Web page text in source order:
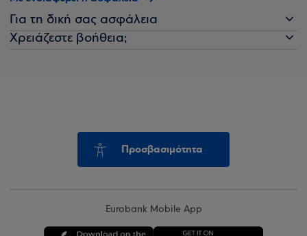
Για τη δική σας ασφάλεια
Χρειάζεστε βοήθεια;
Προσβασιμότητα
Eurobank Mobile App